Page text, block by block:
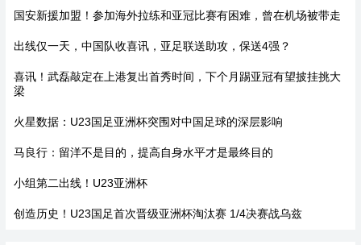
国安新援加盟！参加海外拉练和亚冠比赛有困难，曾在机场被带走
出线仅一天，中国队收喜讯，亚足联送助攻，保送4强？
喜讯！武磊敲定在上港复出首秀时间，下个月踢亚冠有望披挂挑大
梁
火星数据：U23国足亚洲杯突围对中国足球的深层影响
马良行：留洋不是目的，提高自身水平才是最终目的
小组第二出线！U23亚洲杯
创造历史！U23国足首次晋级亚洲杯淘汰赛 1/4决赛战乌兹